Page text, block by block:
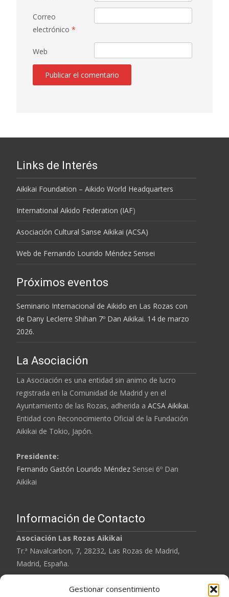
Gestionar consentimiento
Correo
electrónico *
Web
Links de Interés
Aikikai Foundation – Aikido World Headquarters
International Aikido Federation (IAF)
Asociación Cultural Sanse Aikikai (ACSA)
Web de Fernando Lourido Méndez Sensei
Próximos eventos
Seminario Internacional de Aikido en Las Rozas con
de Dany Leclerre Shihan 7º Dan Aikikai. 14 de marzo
2026.
La Asociación
La Asociación es una entidad sin animo de lucro
registrada en la Comunidad de Madrid y en el
Ayuntamiento de las Rozas, adherida a ACSA Aikikai.
Entidad con Reconocimiento Oficial de la Fundación
Aikikai de Tokio, Japón.
Presidente:
Fernando Gastón Lourido Méndez Sensei 6º Dan
Aikikai
Información de Contacto
Asociación Las Rozas Aikikai
Tr.ª Navalcarbon, 7, 28232, Las Rozas de Madrid,
Madrid, España.
Tel: 620 901 567